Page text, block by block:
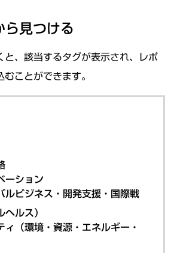
ら見つける
と、該当するタグが表示され、レポ
ことができます。
ーション
ルビジネス・開発支援・国際戦
ルス）
ィ（環境・資源・エネルギー・